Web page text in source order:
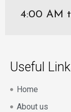
4:00 AM
Useful
Home
About us